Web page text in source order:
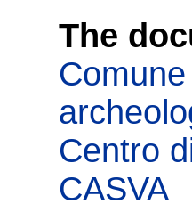
The
Centro
CASVA